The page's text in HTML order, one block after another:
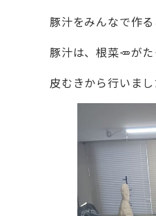
豚汁をみんなで作
豚汁は、根菜🥕が
皮むきから行いまし